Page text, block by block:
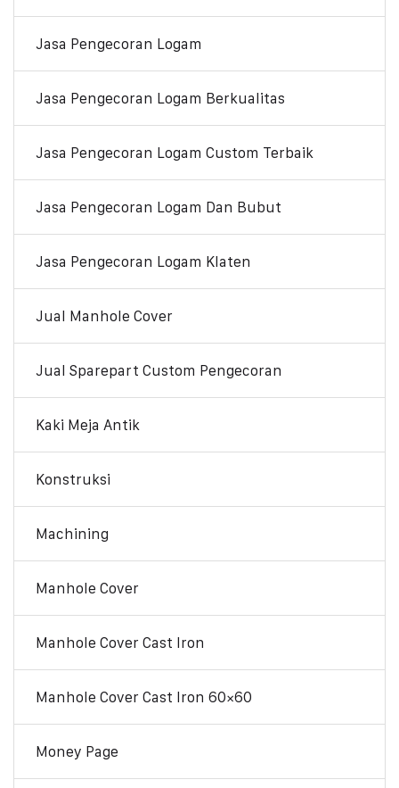
Jasa Pengecoran Logam
Jasa Pengecoran Logam Berkualitas
Jasa Pengecoran Logam Custom Terbaik
Jasa Pengecoran Logam Dan Bubut
Jasa Pengecoran Logam Klaten
Jual Manhole Cover
Jual Sparepart Custom Pengecoran
Kaki Meja Antik
Konstruksi
Machining
Manhole Cover
Manhole Cover Cast Iron
Manhole Cover Cast Iron 60×60
Money Page